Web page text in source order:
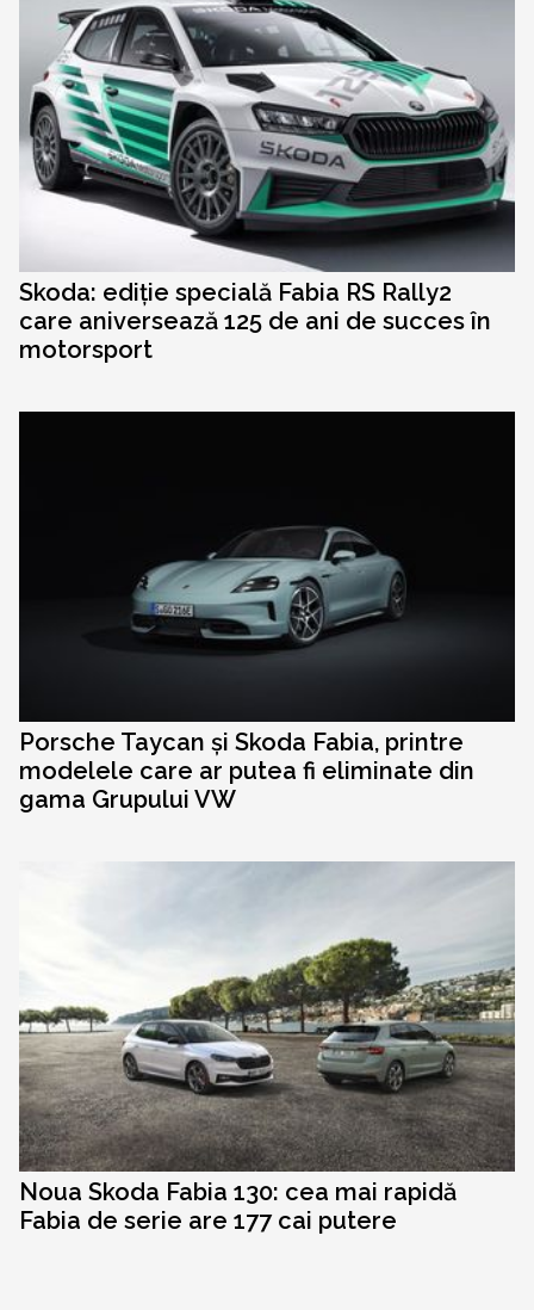
Skoda: ediție specială Fabia RS Rally2
care aniversează 125 de ani de succes în
motorsport
Porsche Taycan și Skoda Fabia, printre
modelele care ar putea fi eliminate din
gama Grupului VW
Noua Skoda Fabia 130: cea mai rapidă
Fabia de serie are 177 cai putere